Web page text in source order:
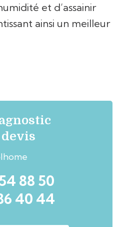
et d’assainir
ainsi un meilleur
88 50
40 44